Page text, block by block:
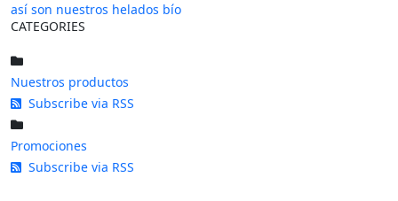
así son nuestros helados bío
CATEGORIES
Nuestros productos
Subscribe via RSS
Promociones
Subscribe via RSS